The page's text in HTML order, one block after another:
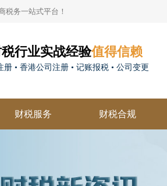
税务一站式平台！
行业实战经验值得信赖
册 • 香港公司注册 • 记账报税 • 公司变更
财税服务 财税合规